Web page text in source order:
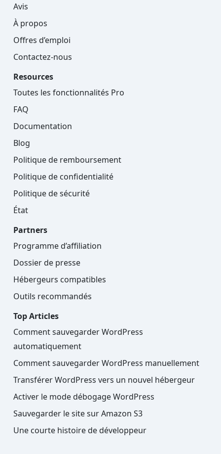
Avis
À propos
Offres d’emploi
Contactez-nous
Resources
Toutes les fonctionnalités Pro
FAQ
Documentation
Blog
Politique de remboursement
Politique de confidentialité
Politique de sécurité
État
Partners
Programme d’affiliation
Dossier de presse
Hébergeurs compatibles
Outils recommandés
Top Articles
Comment sauvegarder WordPress
automatiquement
Comment sauvegarder WordPress manuellement
Transférer WordPress vers un nouvel hébergeur
Activer le mode débogage WordPress
Sauvegarder le site sur Amazon S3
Une courte histoire de développeur